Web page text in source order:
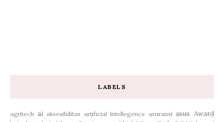
LABELS
agritech ai aksesibilitas artificial intellegence asuransi asus Award